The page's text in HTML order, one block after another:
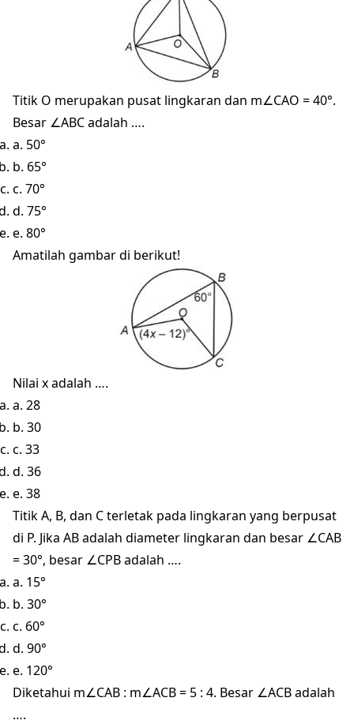
Titik O merupakan pusat lingkaran dan m∠CAO = 40°.
Besar ∠ABC adalah ….
a. 50°
b. 65°
c. 70°
d. 75°
e. 80°
Amatilah gambar di berikut!
Nilai x adalah ….
a. 28
b. 30
c. 33
d. 36
e. 38
Titik A, B, dan C terletak pada lingkaran yang berpusat
di P. Jika AB adalah diameter lingkaran dan besar ∠CAB
= 30°, besar ∠CPB adalah ….
a. 15°
b. 30°
c. 60°
d. 90°
e. 120°
Diketahui m∠CAB : m∠ACB = 5 : 4. Besar ∠ACB adalah
….